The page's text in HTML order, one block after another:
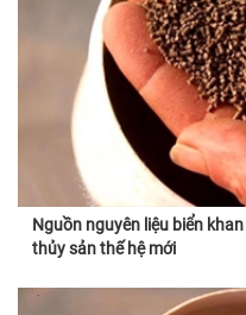
Nguồn nguyên liệu biển
thủy sản thế hệ mới